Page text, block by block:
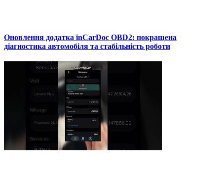
Оновлення додатка inCarDoc OBD2: покращена
діагностика автомобіля та стабільність роботи